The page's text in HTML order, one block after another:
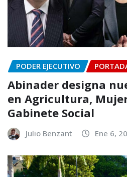
PODER EJECUTIVO
Abinader designa
en Agricultura,
Gabinete Social
Julio Benzant Ene 6,